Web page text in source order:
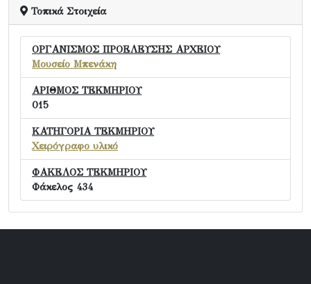
Τοπικά Στοιχεία
ΟΡΓΑΝΙΣΜΟΣ ΠΡΟΕΛΕΥΣΗΣ ΑΡΧΕΙΟΥ
Μουσείο Μπενάκη
ΑΡΙΘΜΟΣ ΤΕΚΜΗΡΙΟΥ
015
ΚΑΤΗΓΟΡΙΑ ΤΕΚΜΗΡΙΟΥ
Χειρόγραφο υλικό
ΦΑΚΕΛΟΣ ΤΕΚΜΗΡΙΟΥ
Φάκελος 434